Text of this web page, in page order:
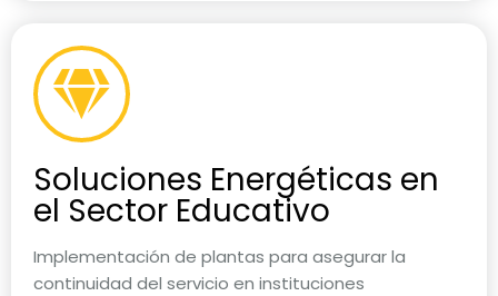
Soluciones Energéticas en
el Sector Educativo
Implementación de plantas para asegurar la
continuidad del servicio en instituciones